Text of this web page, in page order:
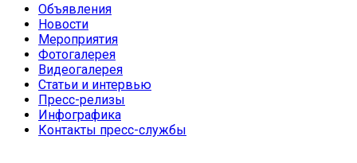
Объявления
Новости
Мероприятия
Фотогалерея
Видеогалерея
Статьи и интервью
Пресс-релизы
Инфографика
Контакты пресс-службы